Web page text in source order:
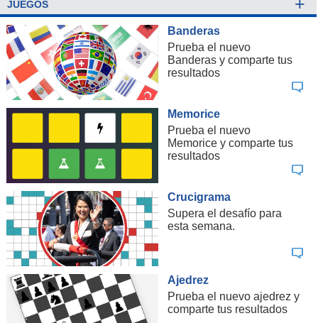
JUEGOS
Banderas
Prueba el nuevo
Banderas y comparte tus
resultados
Memorice
Prueba el nuevo
Memorice y comparte tus
resultados
Crucigrama
Supera el desafío para
esta semana.
Ajedrez
Prueba el nuevo ajedrez y
comparte tus resultados